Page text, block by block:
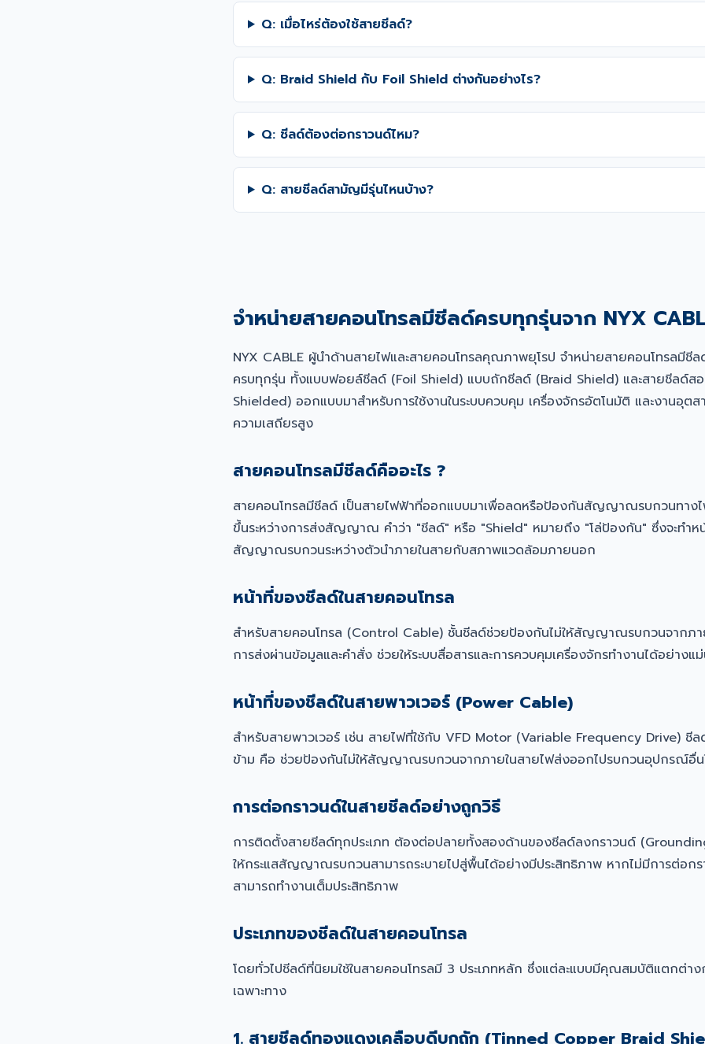
Q: เมื่อไหร่ต้องใช้สายชีลด์?
Q: Braid Shield กับ Foil Shield ต่างกันอย่างไร?
Q: ชีลด์ต้องต่อกราวนด์ไหม?
Q: สายชีลด์สามัญมีรุ่นไหนบ้าง?
จำหน่ายสายคอนโทรลมีชีลด์ครบทุกรุ่นจาก NYX
NYX CABLE ผู้นำด้านสายไฟและสายคอนโทรลคุณภาพยุโรป จำหน่ายสายคอนโทรลมีชี
ครบทุกรุ่น ทั้งแบบฟอยล์ชีลด์ (Foil Shield) แบบถักชีลด์ (Braid Shield) และสายชีลด์ส
Shielded) ออกแบบมาสำหรับการใช้งานในระบบควบคุม เครื่องจักรอัตโนมัติ และงานอุต
ความเสถียรสูง
สายคอนโทรลมีชีลด์คืออะไร ?
สายคอนโทรลมีชีลด์ เป็นสายไฟฟ้าที่ออกแบบมาเพื่อลดหรือป้องกันสัญญาณรบกวนทางไ
ขึ้นระหว่างการส่งสัญญาณ คำว่า "ชีลด์" หรือ "Shield" หมายถึง "โล่ป้องกัน" ซึ่งจะทำห
สัญญาณรบกวนระหว่างตัวนำภายในสายกับสภาพแวดล้อมภายนอก
หน้าที่ของชีลด์ในสายคอนโทรล
สำหรับสายคอนโทรล (Control Cable) ชั้นชีลด์ช่วยป้องกันไม่ให้สัญญาณรบกวนจากภา
การส่งผ่านข้อมูลและคำสั่ง ช่วยให้ระบบสื่อสารและการควบคุมเครื่องจักรทำงานได้อย่างแ
หน้าที่ของชีลด์ในสายพาวเวอร์ (Power Cable)
สำหรับสายพาวเวอร์ เช่น สายไฟที่ใช้กับ VFD Motor (Variable Frequency Drive) ชีล
ข้าม คือ ช่วยป้องกันไม่ให้สัญญาณรบกวนจากภายในสายไฟส่งออกไปรบกวนอุปกรณ์อื่น
การต่อกราวนด์ในสายชีลด์อย่างถูกวิธี
การติดตั้งสายชีลด์ทุกประเภท ต้องต่อปลายทั้งสองด้านของชีลด์ลงกราวนด์
ให้กระแสสัญญาณรบกวนสามารถระบายไปสู่พื้นได้อย่างมีประสิทธิภาพ หากไม่มีการต่อกร
สามารถทำงานเต็มประสิทธิภาพ
ประเภทของชีลด์ในสายคอนโทรล
โดยทั่วไปชีลด์ที่นิยมใช้ในสายคอนโทรลมี 3 ประเภทหลัก ซึ่งแต่ละแบบมีคุณสมบัติแตกต่าง
เฉพาะทาง
1. สายชีลด์ทองแดงเคลือบดีบุกถัก (Tinned Copper Braid